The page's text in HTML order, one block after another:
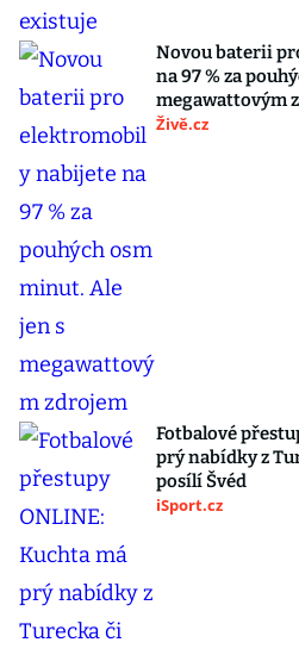
Novou baterii
na 97 % za
megawattovým
Živě.cz
Fotbalové
prý nabídky z
posílí Švéd
iSport.cz